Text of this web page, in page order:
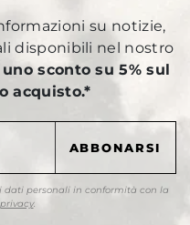
su notizie,
disponibili nel nostro
sconto su 5% sul
acquisto.*
personali in conformità con la
.